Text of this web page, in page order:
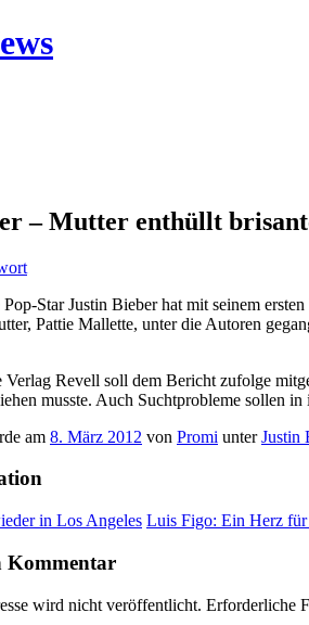
– Mutter enthüllt
Star Justin Bieber hat mit seinem
Pattie Mallette, unter die Autoren
Verlag Revell soll dem Bericht zufolge
musste. Auch Suchtprobleme sollen
am 8. März 2012 von Promi unterJustin
in Los Angeles Luis Figo: Ein Herz für
Kommentar
wird nicht veröffentlicht. Erforderliche